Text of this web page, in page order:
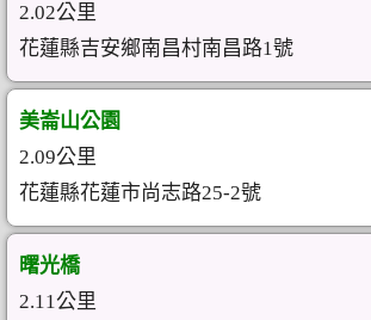
2.02公里
花蓮縣吉安鄉南昌村南昌路1號
美崙山公園
2.09公里
花蓮縣花蓮市尚志路25-2號
曙光橋
2.11公里